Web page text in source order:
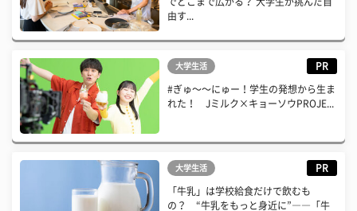
由す...
大学生活 PR
#ぎゅ〜〜にゅー！学生の発想から生ま
れた！ Jミルク×キョーソウPROJE...
大学生活 PR
「牛乳」は学校給食だけで飲むも
の？ “牛乳をもっと身近に”――「牛